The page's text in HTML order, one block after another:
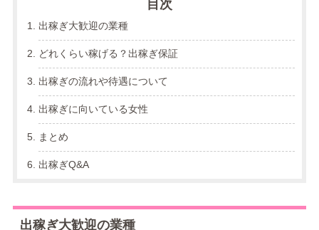
目次
出稼ぎ大歓迎の業種
どれくらい稼げる？出稼ぎ保証
出稼ぎの流れや待遇について
出稼ぎに向いている女性
まとめ
出稼ぎQ&A
出稼ぎ大歓迎の業種